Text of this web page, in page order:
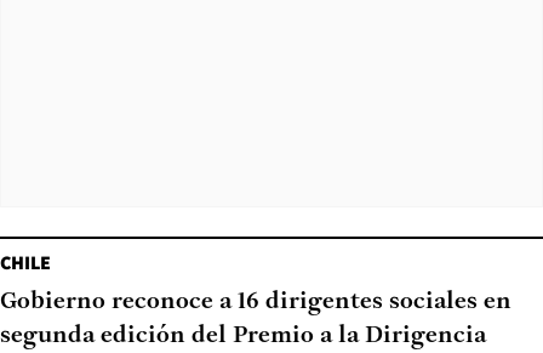
CHILE
Gobierno reconoce a 16 dirigentes sociales en
segunda edición del Premio a la Dirigencia